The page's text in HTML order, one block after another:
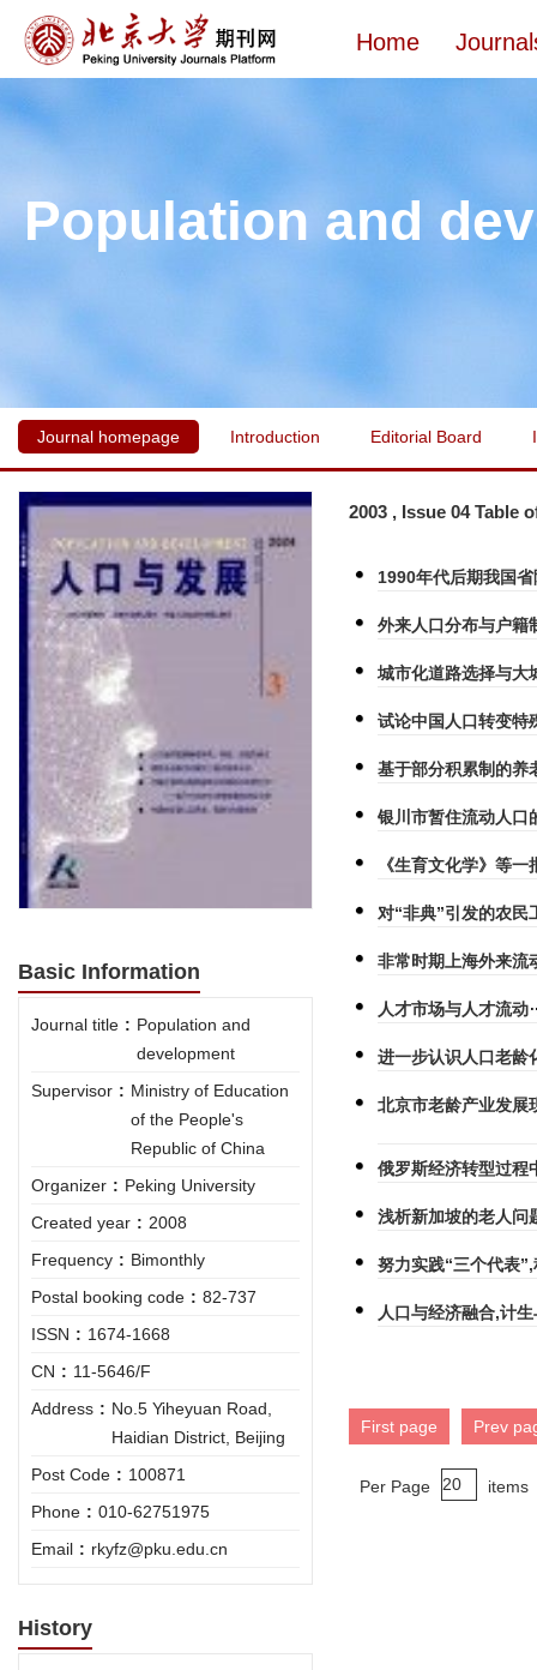
Home
Population and
Journal homepage Introduction Editorial Board
Basic Information
Journal title : Population and
development
Supervisor : Ministry of Education
of the People's
Republic of China
Organizer : Peking University
Created year : 2008
Frequency : Bimonthly
Postal booking code : 82-737
ISSN : 1674-1668
CN : 11-5646/F
Address : No.5 Yiheyuan Road,
Haidian District, Beijing
Post Code : 100871
Phone : 010-62751975
Email : rkyfz@pku.edu.cn
History
2003 , Issue 04 Table
1990年代后期我国
外来人口分布与户籍
城市化道路选择与大
试论中国人口转变
基于部分积累制的养
银川市暂住流动人口
《生育文化学》等
对“非典”引发的农民
非常时期上海外来流
人才市场与人才流动
进一步认识人口老龄
北京市老龄产业发展
俄罗斯经济转型过程
浅析新加坡的老人问
努力实践“三个代表
人口与经济融合,计
First page Prev
Per Page items